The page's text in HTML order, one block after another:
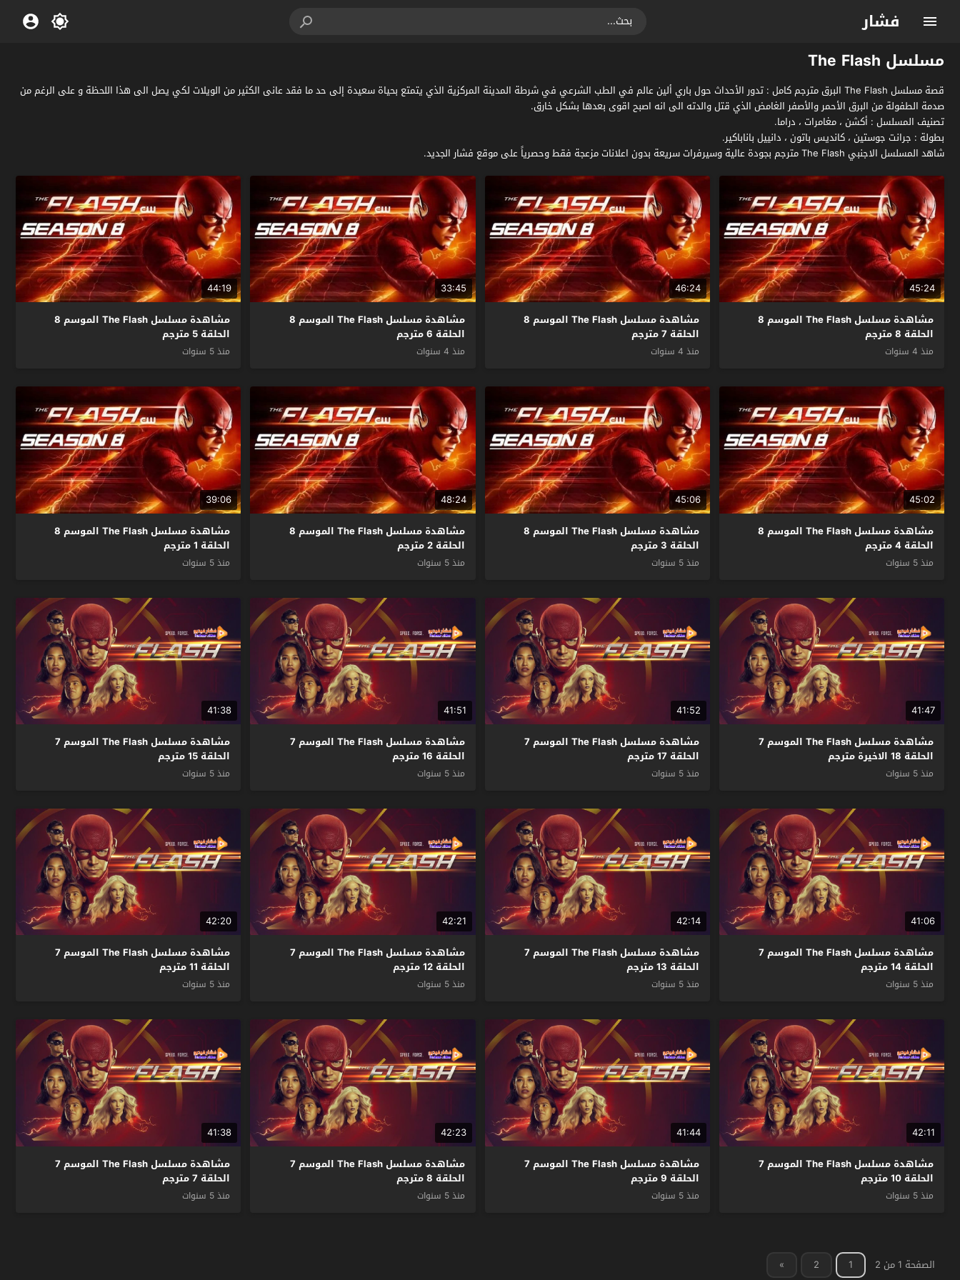
فشار
مسلسل The Flash
قصة مسلسل The Flash البرق مترجم كامل : تدور الأحداث حول باري ألين عالم في الطب الشرعي في شرطة المدينة المركزية الذي يتمتع بحياة سعيدة إلى حد ما فقد عانى الكثير من الويلات لكي يصل الى هذا اللحظة و على الرغم من
صدمة الطفولة من البرق الأحمر والأصفر الغامض الذي قتل والدته الى انه اصبح اقوى بعدها بشكل خارق.
تصنيف المسلسل : أكشن ، مغامرات ، دراما.
بطولة : جرانت جوستين ، كانديس باتون ، دانييل باناباكير.
شاهد المسلسل الاجنبي The Flash مترجم بجودة عالية وسيرفرات سريعة بدون اعلانات مزعجة فقط وحصرياً على موقع فشار الجديد.
45:24
مشاهدة مسلسل The Flash الموسم 8
الحلقة 8 مترجم
منذ 4 سنوات
46:24
مشاهدة مسلسل The Flash الموسم 8
الحلقة 7 مترجم
منذ 4 سنوات
33:45
مشاهدة مسلسل The Flash الموسم 8
الحلقة 6 مترجم
منذ 4 سنوات
44:19
مشاهدة مسلسل The Flash الموسم 8
الحلقة 5 مترجم
منذ 5 سنوات
45:02
مشاهدة مسلسل The Flash الموسم 8
الحلقة 4 مترجم
منذ 5 سنوات
45:06
مشاهدة مسلسل The Flash الموسم 8
الحلقة 3 مترجم
منذ 5 سنوات
48:24
مشاهدة مسلسل The Flash الموسم 8
الحلقة 2 مترجم
منذ 5 سنوات
39:06
مشاهدة مسلسل The Flash الموسم 8
الحلقة 1 مترجم
منذ 5 سنوات
41:47
مشاهدة مسلسل The Flash الموسم 7
الحلقة 18 الاخيرة مترجم
منذ 5 سنوات
41:52
مشاهدة مسلسل The Flash الموسم 7
الحلقة 17 مترجم
منذ 5 سنوات
41:51
مشاهدة مسلسل The Flash الموسم 7
الحلقة 16 مترجم
منذ 5 سنوات
41:38
مشاهدة مسلسل The Flash الموسم 7
الحلقة 15 مترجم
منذ 5 سنوات
41:06
مشاهدة مسلسل The Flash الموسم 7
الحلقة 14 مترجم
منذ 5 سنوات
42:14
مشاهدة مسلسل The Flash الموسم 7
الحلقة 13 مترجم
منذ 5 سنوات
42:21
مشاهدة مسلسل The Flash الموسم 7
الحلقة 12 مترجم
منذ 5 سنوات
42:20
مشاهدة مسلسل The Flash الموسم 7
الحلقة 11 مترجم
منذ 5 سنوات
42:11
مشاهدة مسلسل The Flash الموسم 7
الحلقة 10 مترجم
منذ 5 سنوات
41:44
مشاهدة مسلسل The Flash الموسم 7
الحلقة 9 مترجم
منذ 5 سنوات
42:23
مشاهدة مسلسل The Flash الموسم 7
الحلقة 8 مترجم
منذ 5 سنوات
41:38
مشاهدة مسلسل The Flash الموسم 7
الحلقة 7 مترجم
منذ 5 سنوات
الصفحة 1 من 2 1
2
»